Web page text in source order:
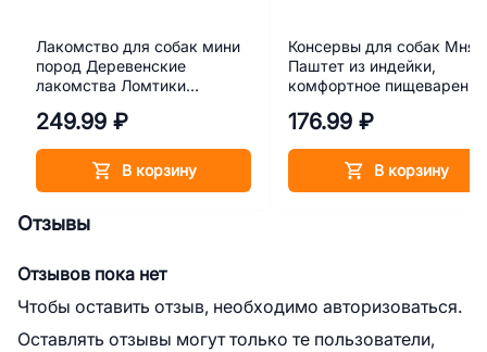
Лакомство для собак мини
пород Деревенские
лакомства Ломтики
249.99 ₽
В корзину
Консервы для собак
Паштет из индейки,
комфортное пищеварение
176.99 ₽
В корзину
Отзывы
Отзывов пока нет
Чтобы оставить отзыв, необходимо авторизоваться.
Оставлять отзывы могут только те пользователи,